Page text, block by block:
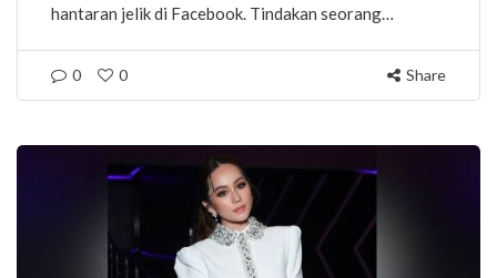
hantaran jelik di Facebook. Tindakan seorang…
0 0 Share